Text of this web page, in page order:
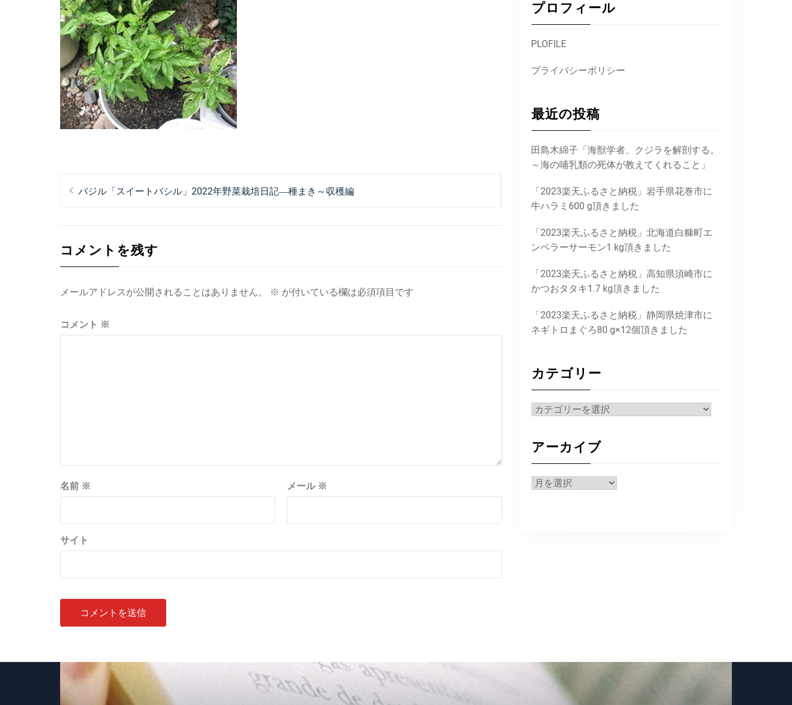
投
ビ
ゲ
シ
ョ
ン
過
稿:
バジル「スイートバシル」2022年野菜栽培日記―種まき～収穫編
コメントを残す
メールアドレスが公開されることはありません。 ※ が付いている欄は必須項目です
コメント ※
名前 ※ メール ※
サイト
プロフィール
PLOFILE
プライバシーポリシー
最近の投稿
田島木綿子「海獣学者、クジラを解剖する。
～海の哺乳類の死体が教えてくれること」
「2023楽天ふるさと納税」岩手県花巻市に
牛ハラミ600 g頂きました
「2023楽天ふるさと納税」北海道白糠町エ
ンペラーサーモン1 kg頂きました
「2023楽天ふるさと納税」高知県須崎市に
かつおタタキ1.7 kg頂きました
「2023楽天ふるさと納税」静岡県焼津市に
ネギトロまぐろ80 g×12個頂きました
カテゴリー
カ
リ
アーカイブ
ア